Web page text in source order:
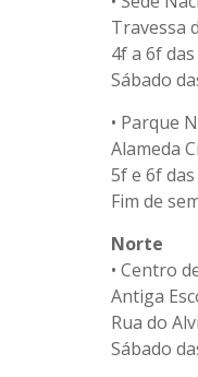
Travessa
4f a 6f
Sábado
• Parque
Alameda
5f e 6f
Fim de
Norte
• Centro
Antiga
Rua do
Sábado